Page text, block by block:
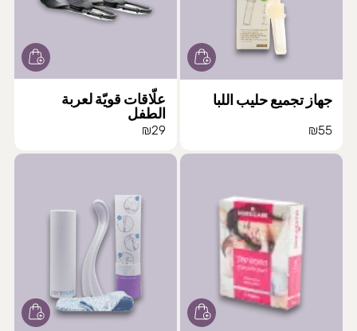
جهاز تجميع حليب اللبا
₪55
علّاقات قويّة لعربة
الطفل
₪29